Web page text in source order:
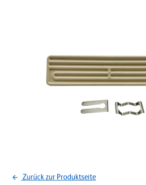
Zurück zur Produktseite